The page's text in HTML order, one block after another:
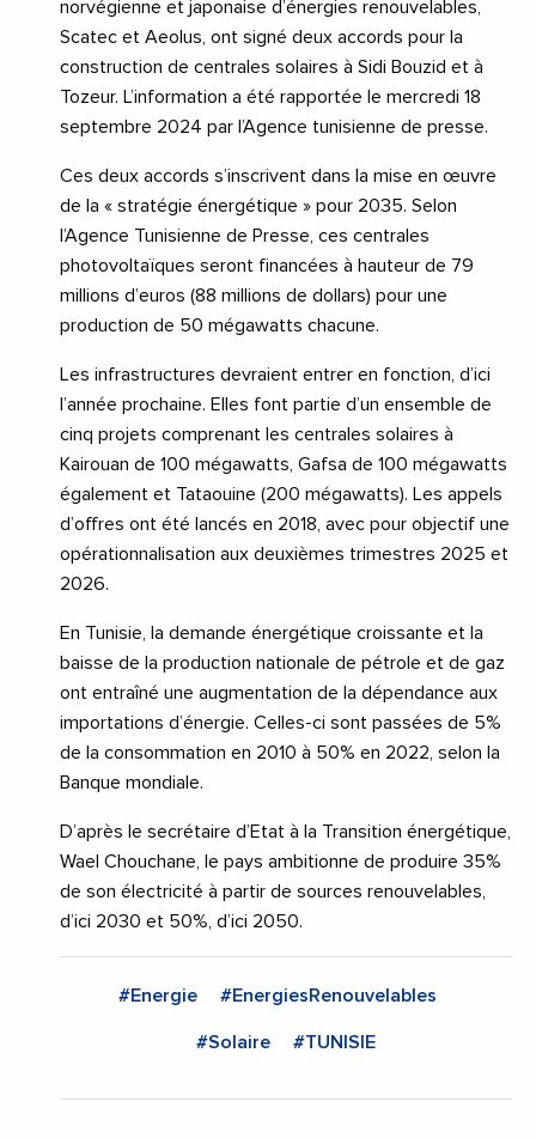
norvégienne et japonaise d’énergies renouvelables,
Scatec et Aeolus, ont signé deux accords pour la
construction de centrales solaires à Sidi Bouzid et à
Tozeur. L’information a été rapportée le mercredi 18
septembre 2024 par l’Agence tunisienne de presse.
Ces deux accords s’inscrivent dans la mise en œuvre
de la « stratégie énergétique » pour 2035. Selon
l’Agence Tunisienne de Presse, ces centrales
photovoltaïques seront financées à hauteur de 79
millions d’euros (88 millions de dollars) pour une
production de 50 mégawatts chacune.
Les infrastructures devraient entrer en fonction, d’ici
l’année prochaine. Elles font partie d’un ensemble de
cinq projets comprenant les centrales solaires à
Kairouan de 100 mégawatts, Gafsa de 100 mégawatts
également et Tataouine (200 mégawatts). Les appels
d’offres ont été lancés en 2018, avec pour objectif une
opérationnalisation aux deuxièmes trimestres 2025 et
2026.
En Tunisie, la demande énergétique croissante et la
baisse de la production nationale de pétrole et de gaz
ont entraîné une augmentation de la dépendance aux
importations d’énergie. Celles-ci sont passées de 5%
de la consommation en 2010 à 50% en 2022, selon la
Banque mondiale.
D’après le secrétaire d’Etat à la Transition énergétique,
Wael Chouchane, le pays ambitionne de produire 35%
de son électricité à partir de sources renouvelables,
d’ici 2030 et 50%, d’ici 2050.
#Energie #EnergiesRenouvelables
#Solaire #TUNISIE